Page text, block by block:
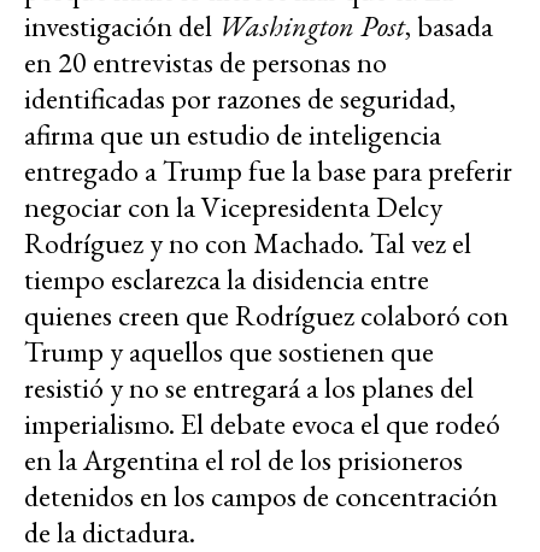
investigación del Washington Post, basada
en 20 entrevistas de personas no
identificadas por razones de seguridad,
afirma que un estudio de inteligencia
entregado a Trump fue la base para preferir
negociar con la Vicepresidenta Delcy
Rodríguez y no con Machado. Tal vez el
tiempo esclarezca la disidencia entre
quienes creen que Rodríguez colaboró con
Trump y aquellos que sostienen que
resistió y no se entregará a los planes del
imperialismo. El debate evoca el que rodeó
en la Argentina el rol de los prisioneros
detenidos en los campos de concentración
de la dictadura.